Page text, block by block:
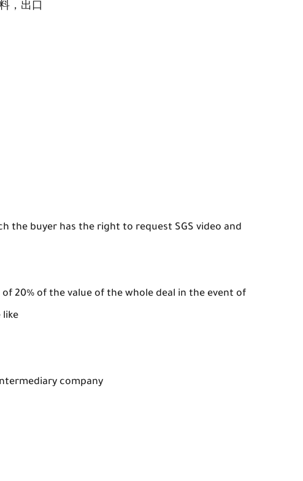
，出口
the buyer has the right to request SGS video and
20% of the value of the whole deal in the event of
company